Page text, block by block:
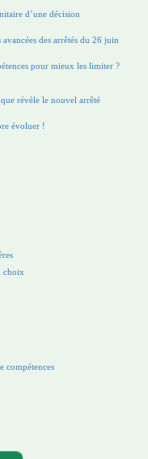
d’une décision
des arrêtés du 26 juin
pour mieux les limiter ?
révèle le nouvel arrêté
évoluer !
choix
compétences